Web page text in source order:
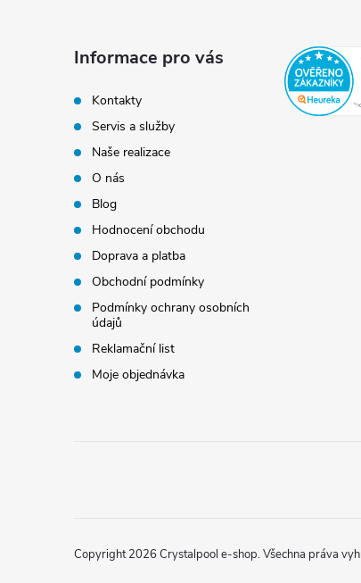
Informace pro vás
Kontakty
Servis a služby
Naše realizace
O nás
Blog
Hodnocení obchodu
Doprava a platba
Obchodní podmínky
Podmínky ochrany osobních
údajů
Reklamační list
Moje objednávka
Copyright 2026 Crystalpool e-shop. Všechna práva